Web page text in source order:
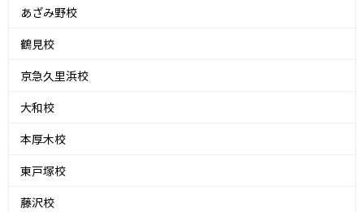
あざみ野校
鶴見校
京急久里浜校
大和校
本厚木校
東戸塚校
藤沢校